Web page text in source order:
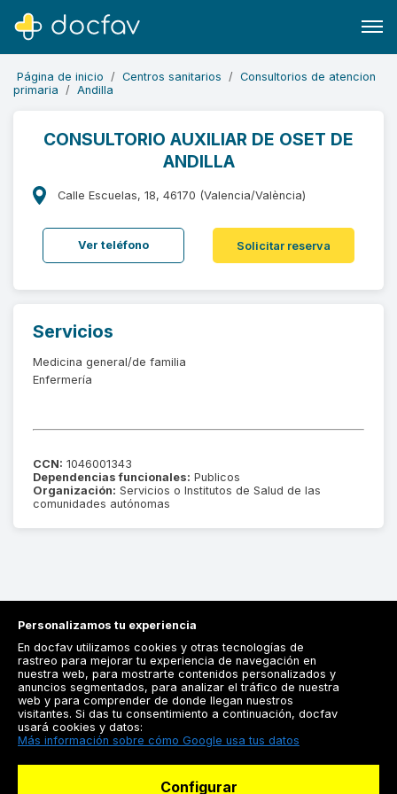
Buscar
Software para clínicas
Soporte
¿Eres un doctor?
Página de inicio Centros sanitarios
Consultorios de atencion
primaria
Andilla
CONSULTORIO AUXILIAR DE OSET DE
ANDILLA
Calle Escuelas, 18, 46170 (Valencia/València)
Ver teléfono Solicitar reserva
Servicios
Medicina general/de familia
Enfermería
CCN: 1046001343
Dependencias funcionales: Publicos
Organización: Servicios o Institutos de Salud de las
comunidades autónomas
Registrarse
Docfav
Personalizamos tu experiencia
En docfav utilizamos cookies y otras tecnologías de
rastreo para mejorar tu experiencia de navegación en
nuestra web, para mostrarte contenidos personalizados y
anuncios segmentados, para analizar el tráfico de nuestra
web y para comprender de donde llegan nuestros
visitantes. Si das tu consentimiento a continuación, docfav
usará cookies y datos:
Más información sobre cómo Google usa tus datos
Configurar